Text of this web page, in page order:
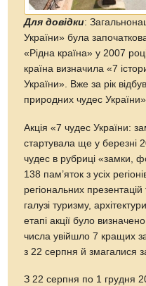
Для довідки:
України» була
«Рідна країна» у 2007
країна визначила «7
України». Вже за рік
природних чудес України».
Акція «7 чудес України:
стартувала ще у березні
чудес в рубриці «замки,
138 пам’яток з усіх
регіональних
галузі туризму,
етапі акції було
числа увійшло 7 кращих
з 22 серпня й змагалися
З 22 серпня по 1 грудня